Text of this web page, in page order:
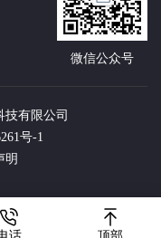
微信公众号
技有限公司
号-1
明